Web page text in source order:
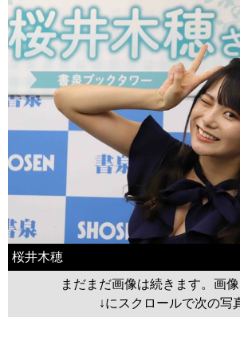
桜井木穂
まだまだ画像は続きます。画像
↓にスクロールで次の写